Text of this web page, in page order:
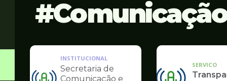
INSTITUCIONAL
Secretaria de
Comunicação e
SERVICO